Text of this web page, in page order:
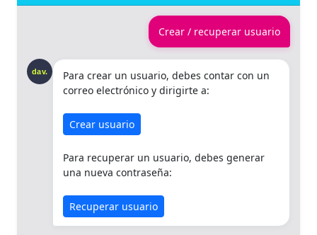
Crear / recuperar usuario
dav.
Para crear un usuario, debes contar con un
correo electrónico y dirigirte a:
Crear usuario
Para recuperar un usuario, debes generar
una nueva contraseña:
Recuperar usuario